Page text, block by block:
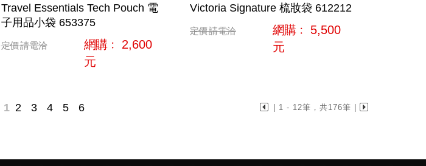
Travel Essentials Tech Pouch 電
子用品小袋 653375
定價請電洽 網購﹕ 2,600
元
Victoria Signature 梳妝袋 612212
定價請電洽 網購﹕ 5,500
元
1 2 3 4 5 6 | 1 - 12筆，共176筆 |